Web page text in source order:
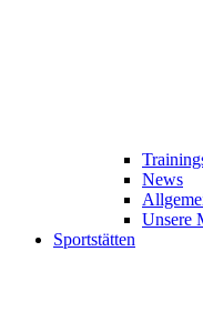
News
Unsere
Sportstätten